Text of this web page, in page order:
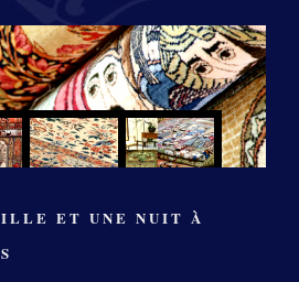
ET UNE NUIT À